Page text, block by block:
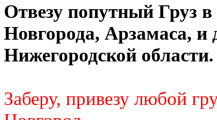
Отвезу попутный Груз
Новгорода, Арзамаса, и
Нижегородской области.
Заберу, привезу любой